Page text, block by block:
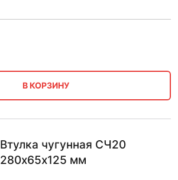
В КОРЗИНУ
Втулка чугунная СЧ20
280х65х125 мм